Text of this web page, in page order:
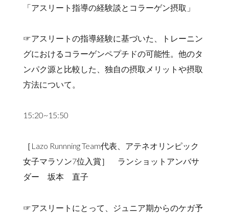
「アスリート指導の経験談とコラーゲン摂取」
☞アスリートの指導経験に基づいた、トレーニン
グにおけるコラーゲンペプチドの可能性。他のタ
ンパク源と比較した、独自の摂取メリットや摂取
方法について。
15:20~15:50
［Lazo Runnning Team代表、アテネオリンピック
女子マラソン7位入賞］ ランショットアンバサ
ダー 坂本 直子
☞アスリートにとって、ジュニア期からのケガ予